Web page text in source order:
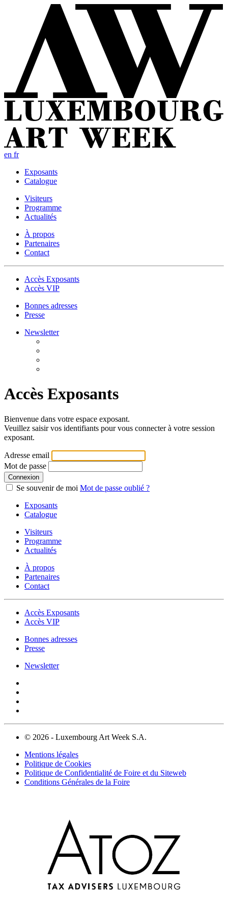
en fr
Exposants
Catalogue
Visiteurs
Programme
Actualités
À propos
Partenaires
Contact
Accès Exposants
Accès VIP
Bonnes adresses
Presse
Newsletter
Accès Exposants
Bienvenue dans votre espace exposant.
Veuillez saisir vos identifiants pour vous connecter à votre session
exposant.
Adresse email
Mot de passe
Connexion
Se souvenir de moi Mot de passe oublié ?
Exposants
Catalogue
Visiteurs
Programme
Actualités
À propos
Partenaires
Contact
Accès Exposants
Accès VIP
Bonnes adresses
Presse
Newsletter
© 2026 - Luxembourg Art Week S.A.
Mentions légales
Politique de Cookies
Politique de Confidentialité de Foire et du Siteweb
Conditions Générales de la Foire